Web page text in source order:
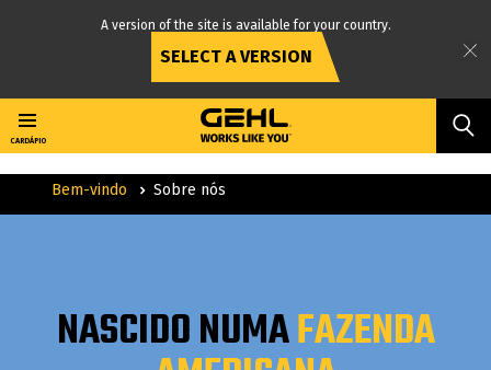
principal
A version of the site is available for your country.
SELECT A VERSION
CARDÁPIO
Bem-vindo Sobre nós
NASCIDO NUMAFAZENDA